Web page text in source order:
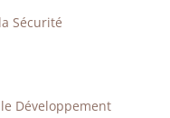
Sécurité
Développement